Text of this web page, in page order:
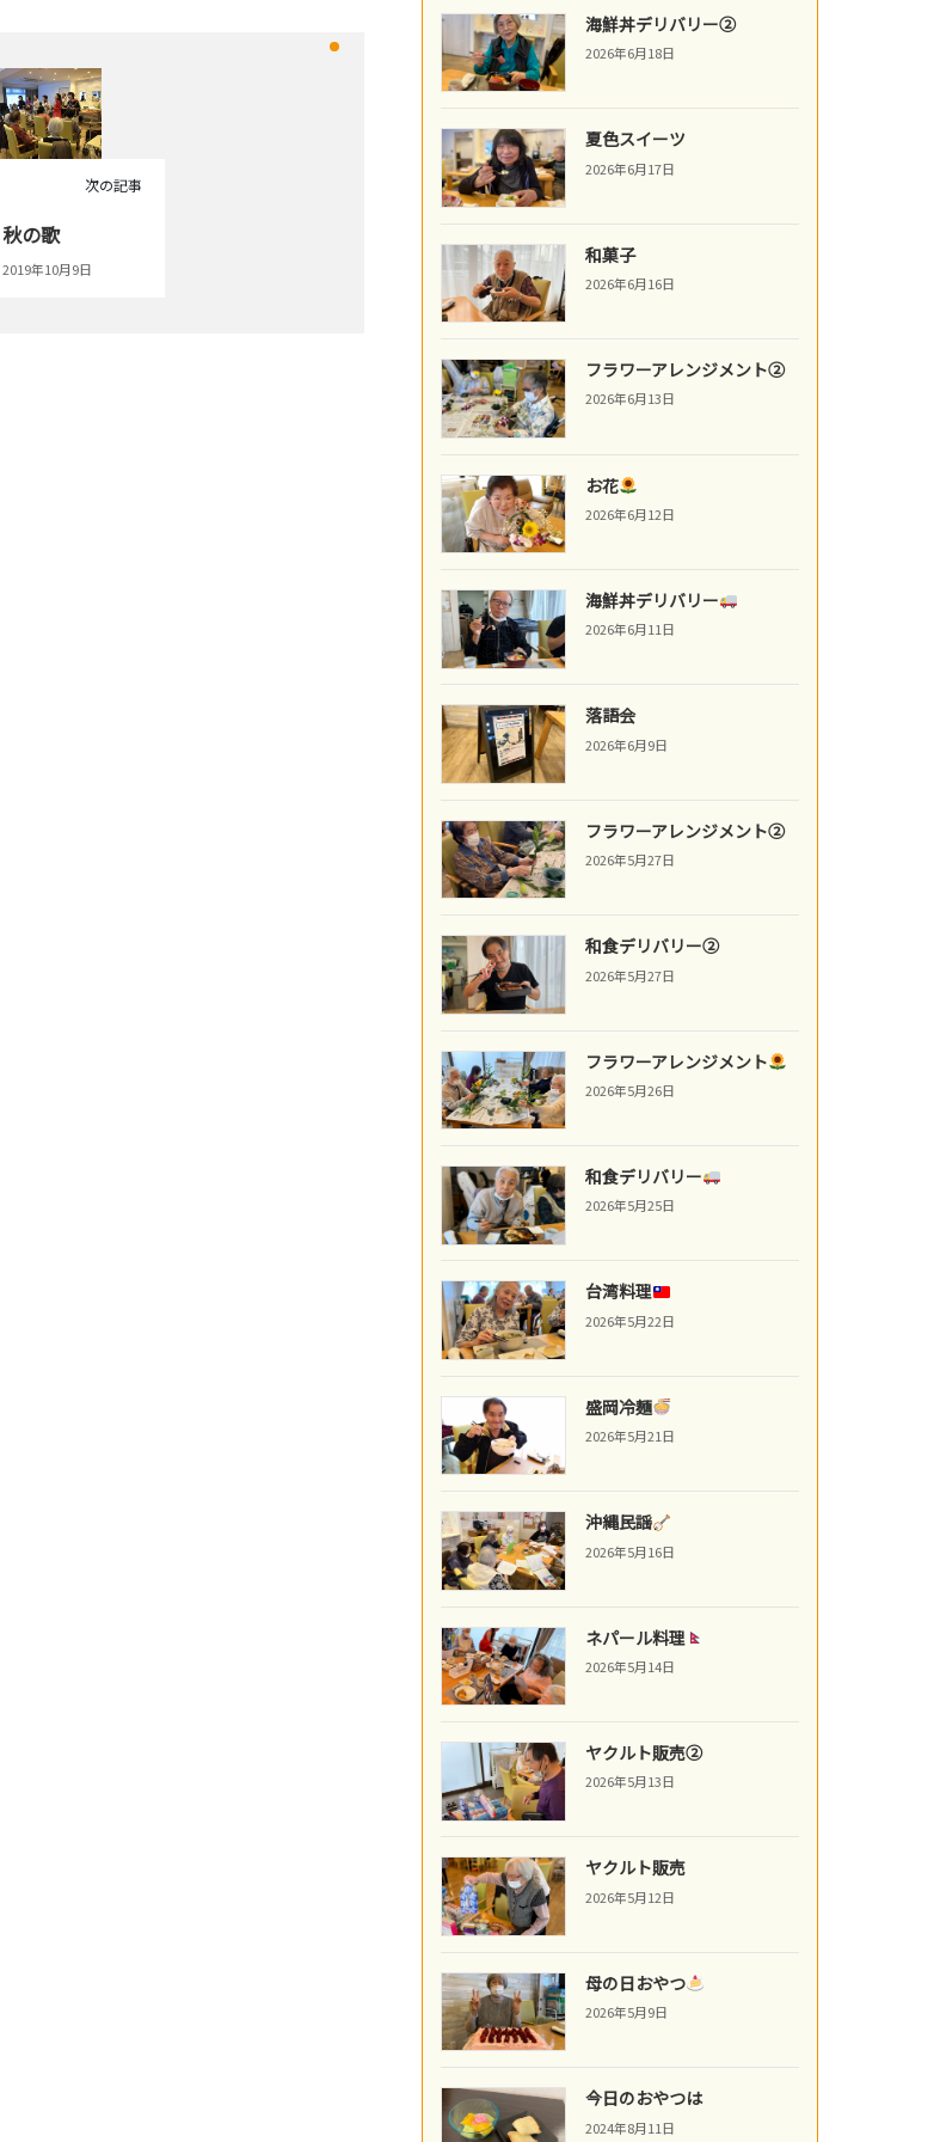
次の記事
秋の歌
2019年10月9日
海鮮丼デリバリー②
2026年6月18日
夏色スイーツ
2026年6月17日
和菓子
2026年6月16日
フラワーアレンジメント②
2026年6月13日
お花
2026年6月12日
海鮮丼デリバリー
2026年6月11日
落語会
2026年6月9日
フラワーアレンジメント②
2026年5月27日
和食デリバリー②
2026年5月27日
フラワーアレンジメント
2026年5月26日
和食デリバリー
2026年5月25日
台湾料理
2026年5月22日
盛岡冷麺
2026年5月21日
沖縄民謡
2026年5月16日
ネパール料理
2026年5月14日
ヤクルト販売②
2026年5月13日
ヤクルト販売
2026年5月12日
母の日おやつ
2026年5月9日
今日のおやつは
2024年8月11日